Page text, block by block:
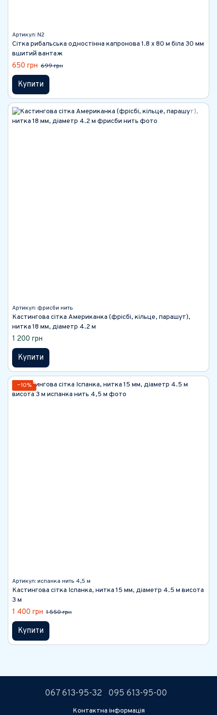
Артикул: N2
Сітка рибальська одностінна капронова 1.8 х 80 м біла 30 мм
вшитий вантаж
650 грн 699 грн
Купити
Артикул: фрисби нить
Кастингова сітка Американка (фрісбі, кільце, парашут),
нитка 18 мм, діаметр 4.2 м
1 200 грн
Купити
−10%
Артикул: испанка нить 4,5 м
Кастингова сітка Іспанка, нитка 15 мм, діаметр 4.5 м висота
3 м
1 400 грн 1 550 грн
Купити
067 613-95-32 095 613-95-00
Контактна інформація